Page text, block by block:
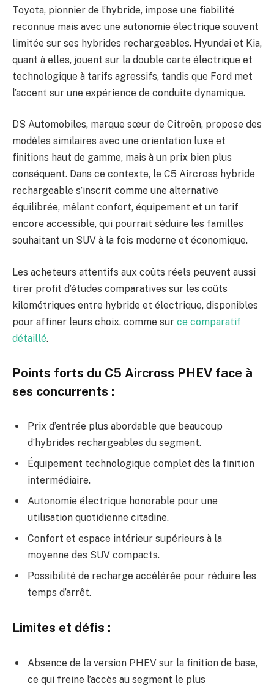
Toyota, pionnier de l’hybride, impose une fiabilité
reconnue mais avec une autonomie électrique souvent
limitée sur ses hybrides rechargeables. Hyundai et Kia,
quant à elles, jouent sur la double carte électrique et
technologique à tarifs agressifs, tandis que Ford met
l’accent sur une expérience de conduite dynamique.
DS Automobiles, marque sœur de Citroën, propose des
modèles similaires avec une orientation luxe et
finitions haut de gamme, mais à un prix bien plus
conséquent. Dans ce contexte, le C5 Aircross hybride
rechargeable s’inscrit comme une alternative
équilibrée, mêlant confort, équipement et un tarif
encore accessible, qui pourrait séduire les familles
souhaitant un SUV à la fois moderne et économique.
Les acheteurs attentifs aux coûts réels peuvent aussi
tirer profit d’études comparatives sur les coûts
kilométriques entre hybride et électrique, disponibles
pour affiner leurs choix, comme sur ce comparatif
détaillé.
Points forts du C5 Aircross PHEV face à
ses concurrents :
Prix d’entrée plus abordable que beaucoup
d’hybrides rechargeables du segment.
Équipement technologique complet dès la finition
intermédiaire.
Autonomie électrique honorable pour une
utilisation quotidienne citadine.
Confort et espace intérieur supérieurs à la
moyenne des SUV compacts.
Possibilité de recharge accélérée pour réduire les
temps d’arrêt.
Limites et défis :
Absence de la version PHEV sur la finition de base,
ce qui freine l’accès au segment le plus